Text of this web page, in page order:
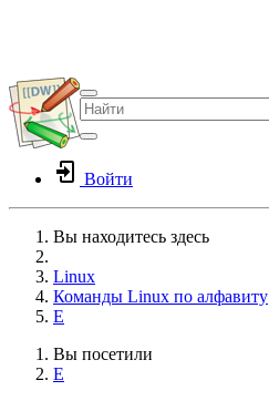
Войти
Вы находитесь здесь
Linux
Команды Linux по алфавиту
E
Вы посетили
E